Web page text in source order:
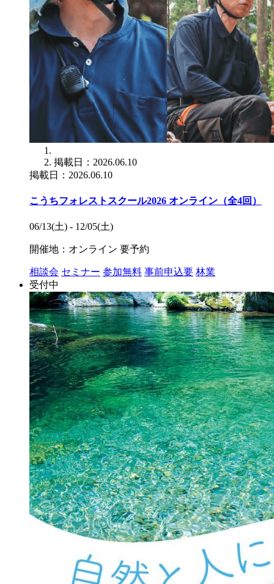
掲載日：2026.06.10
掲載日：2026.06.10
こうちフォレストスクール2026 オンライン（全4回）
06/13(土) - 12/05(土)
開催地：オンライン 要予約
相談会 セミナー 参加無料 事前申込要 林業
受付中